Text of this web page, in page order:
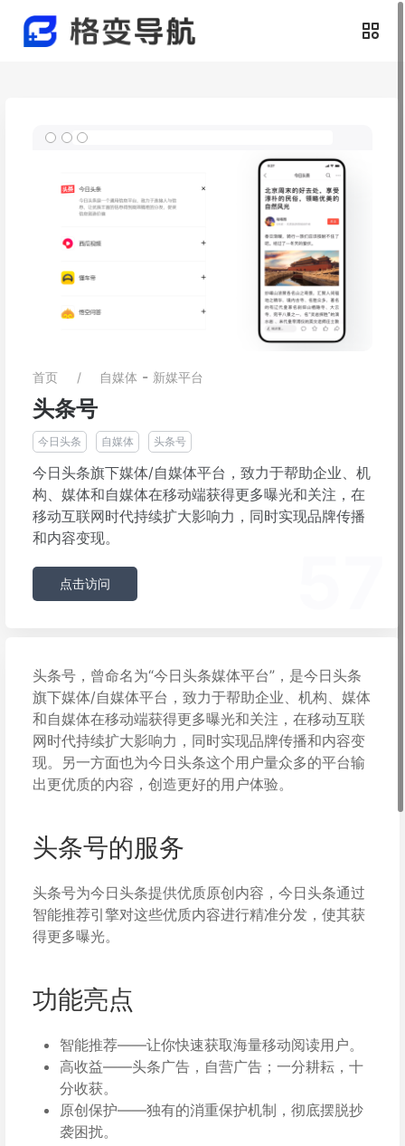
首页 自媒体 - 新媒平台
头条号
今日头条 自媒体 头条号
今日头条旗下媒体/自媒体平台，致力于帮助企业、机
构、媒体和自媒体在移动端获得更多曝光和关注，在
移动互联网时代持续扩大影响力，同时实现品牌传播
和内容变现。
点击访问
头条号，曾命名为“今日头条媒体平台”，是今日头条
旗下媒体/自媒体平台，致力于帮助企业、机构、媒体
和自媒体在移动端获得更多曝光和关注，在移动互联
网时代持续扩大影响力，同时实现品牌传播和内容变
现。另一方面也为今日头条这个用户量众多的平台输
出更优质的内容，创造更好的用户体验。
头条号的服务
头条号为今日头条提供优质原创内容，今日头条通过
智能推荐引擎对这些优质内容进行精准分发，使其获
得更多曝光。
功能亮点
智能推荐——让你快速获取海量移动阅读用户。
高收益——头条广告，自营广告；一分耕耘，十
分收获。
原创保护——独有的消重保护机制，彻底摆脱抄
袭困扰。